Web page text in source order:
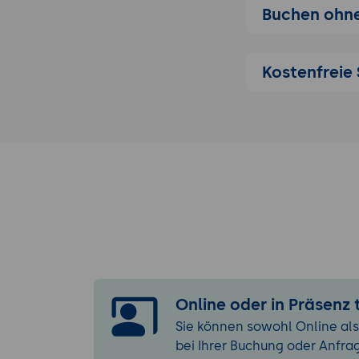
SvelteKit 2
Adapter-
Edge
Aufbau der
Client-
Buchen
Kostenfreie
Online oder in Präsenz
Sie können sowohl Online
bei Ihrer Buchung oder